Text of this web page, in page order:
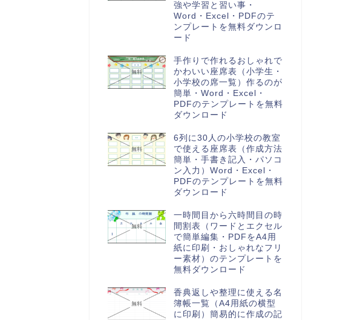
強や学習と習い事・
Word・Excel・PDFのテ
ンプレートを無料ダウンロ
ード
手作りで作れるおしゃれで
かわいい座席表（小学生・
小学校の席一覧）作るのが
簡単・Word・Excel・
PDFのテンプレートを無料
ダウンロード
6列に30人の小学校の教室
で使える座席表（作成方法
簡単・手書き記入・パソコ
ン入力）Word・Excel・
PDFのテンプレートを無料
ダウンロード
一時間目から六時間目の時
間割表（ワードとエクセル
で簡単編集・PDFをA4用
紙に印刷・おしゃれなフリ
ー素材）のテンプレートを
無料ダウンロード
香典返しや整理に使える名
簿帳一覧（A4用紙の横型
に印刷）簡易的に作成の記